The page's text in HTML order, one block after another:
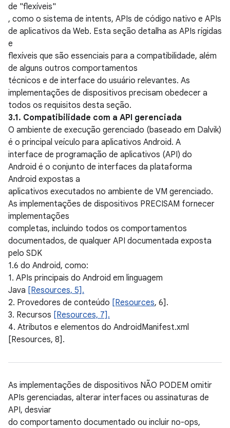
de "flexíveis"
, como o sistema de intents, APIs de código nativo e APIs
de aplicativos da Web. Esta seção detalha as APIs rígidas
e
flexíveis que são essenciais para a compatibilidade, além
de alguns outros comportamentos
técnicos e de interface do usuário relevantes. As
implementações de dispositivos precisam obedecer a
todos os requisitos desta seção.
3.1. Compatibilidade com a API gerenciada
O ambiente de execução gerenciado (baseado em Dalvik)
é o principal veículo para aplicativos Android. A
interface de programação de aplicativos (API) do
Android é o conjunto de interfaces da plataforma
Android expostas a
aplicativos executados no ambiente de VM gerenciado.
As implementações de dispositivos PRECISAM fornecer
implementações
completas, incluindo todos os comportamentos
documentados, de qualquer API documentada exposta
pelo SDK
1.6 do Android, como:
1. APIs principais do Android em linguagem
Java [Resources, 5].
2. Provedores de conteúdo [Resources, 6].
3. Recursos [Resources, 7].
4. Atributos e elementos do AndroidManifest.xml
[Resources, 8].
As implementações de dispositivos NÃO PODEM omitir
APIs gerenciadas, alterar interfaces ou assinaturas de
API, desviar
do comportamento documentado ou incluir no-ops,